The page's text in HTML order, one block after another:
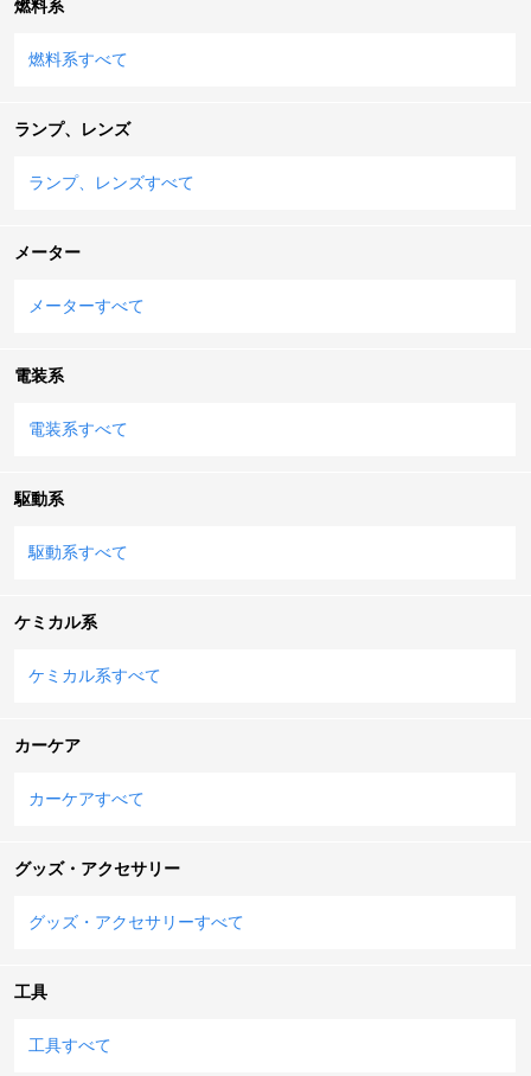
燃料系
燃料系すべて
ランプ、レンズ
ランプ、レンズすべて
メーター
メーターすべて
電装系
電装系すべて
駆動系
駆動系すべて
ケミカル系
ケミカル系すべて
カーケア
カーケアすべて
グッズ・アクセサリー
グッズ・アクセサリーすべて
工具
工具すべて